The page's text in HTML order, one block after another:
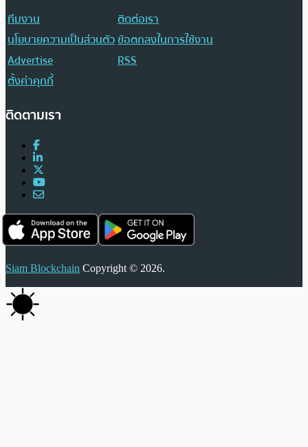
ทีมงาน
ติดต่อเรา
นโยบายความเป็นส่วนตัวข้อตกลงในการใช้งาน
Advertise
RSS
ตั้งค่าคุกกี้
ติดตามเรา
Siam Blockchain Copyright © 2026.